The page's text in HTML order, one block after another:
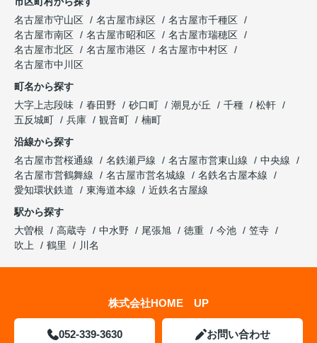
名古屋市守山区
名古屋市緑区
名古屋市千種区
名古屋市南区
名古屋市昭和区
名古屋市瑞穂区
名古屋市北区
名古屋市港区
名古屋市中村区
名古屋市中川区
町名から探す
大字上志段味
春田野 砂口町 潮見が丘 千種
松軒
五反城町
兵庫 観音町
楠町
沿線から探す
名古屋市営桜通線
名鉄瀬戸線 名古屋市営東山線
中央線
名古屋市営鶴舞線
名古屋市営名城線
名鉄名古屋本線
愛知環状鉄道
東海道本線
近鉄名古屋線
駅から探す
大曽根
高蔵寺 中水野 尾張旭 徳重 今池
笠寺
吹上
鶴里 川名
株式会社HOME UP
052-339-3630 お問い合わせ